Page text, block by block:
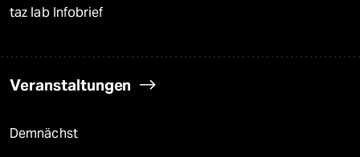
taz lab Infobrief
Veranstaltungen
Demnächst